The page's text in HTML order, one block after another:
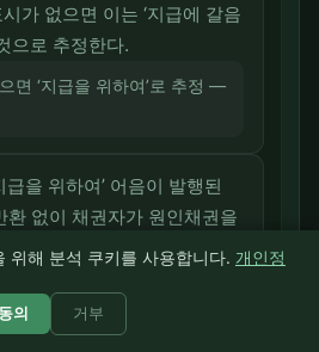
가 없으면 이는 ‘지급에 갈음
으로 추정한다.
면 ‘지급을 위하여’로 추정 —
급을 위하여’ 어음이 발행된
환 없이 채권자가 원인채권을
을 얻으면 어음채무는 소멸한
만족으로 어음채무 소멸은
위해 분석 쿠키를 사용합니다. 개인정
동의 거부